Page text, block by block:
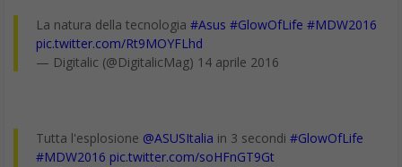
La natura della tecnologia #Asus #GlowOfLife #MDW2016
pic.twitter.com/Rt9MOYFLhd
— Digitalic (@DigitalicMag) 14 aprile 2016
Tutta l'esplosione @ASUSItalia in 3 secondi #GlowOfLife
#MDW2016 pic.twitter.com/soHFnGT9Gt